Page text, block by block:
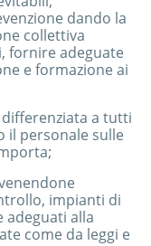
dando la
collettiva
fornire adeguate
e formazione ai
a tutti
il personale sulle
impianti di
adeguati alla
come da leggi e